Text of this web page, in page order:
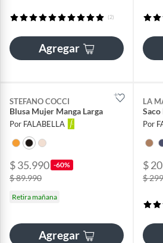
(2)
Agregar
STEFANO COCCI
Blusa Mujer Manga Larga
Por FALABELLA
$ 35.990 -60%
$ 89.990
Retira mañana
Agregar
LA
Por
$
$